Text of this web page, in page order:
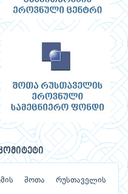
შოთა რუსთაველის